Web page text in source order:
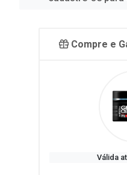
Compre e
Válida